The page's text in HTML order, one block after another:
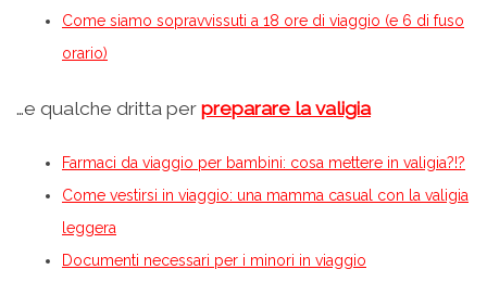
Come siamo sopravvissuti a 18 ore di viaggio (e 6 di fuso
orario)
…e qualche dritta per preparare la valigia
Farmaci da viaggio per bambini: cosa mettere in valigia?!?
Come vestirsi in viaggio: una mamma casual con la valigia
leggera
Documenti necessari per i minori in viaggio